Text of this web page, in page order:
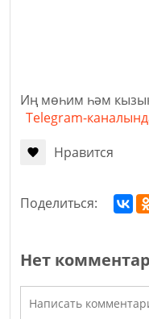
Иң мөһим һәм
Telegram-
Нравится
Поделиться:
Нет